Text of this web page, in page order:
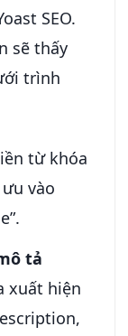
SEO.
sẽ thấy
trình
từ khóa
vào
tả
xuất hiện